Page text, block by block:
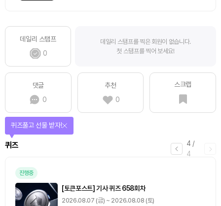
데일리 스탬프
0
데일리 스탬프를 찍은 회원이 없습니다.
첫 스탬프를 찍어 보세요!
댓글
0
추천
0
스크랩
4 /
4
퀴즈
퀴즈풀고 선물 받자!
진행중
[토큰포스트] 기사 퀴즈 658회차
2026.08.07 (금) ~ 2026.08.08 (토)